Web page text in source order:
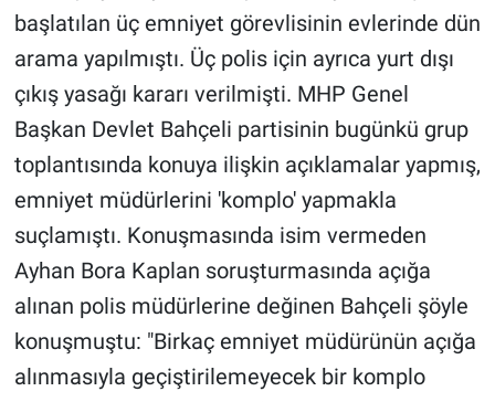
başlatılan üç emniyet görevlisinin evlerinde dün
arama yapılmıştı. Üç polis için ayrıca yurt dışı
çıkış yasağı kararı verilmişti. MHP Genel
Başkan Devlet Bahçeli partisinin bugünkü grup
toplantısında konuya ilişkin açıklamalar yapmış,
emniyet müdürlerini 'komplo' yapmakla
suçlamıştı. Konuşmasında isim vermeden
Ayhan Bora Kaplan soruşturmasında açığa
alınan polis müdürlerine değinen Bahçeli şöyle
konuşmuştu: "Birkaç emniyet müdürünün açığa
alınmasıyla geçiştirilemeyecek bir komplo